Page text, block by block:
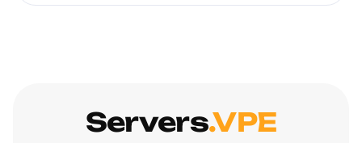
Servers.VPE